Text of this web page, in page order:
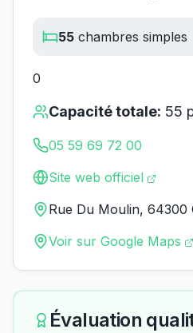
55 chambres simples
0
Capacité totale: 55
05 59 69 72 00
Site web officiel
Rue Du Moulin, 64300
Voir sur Google Maps
Évaluation